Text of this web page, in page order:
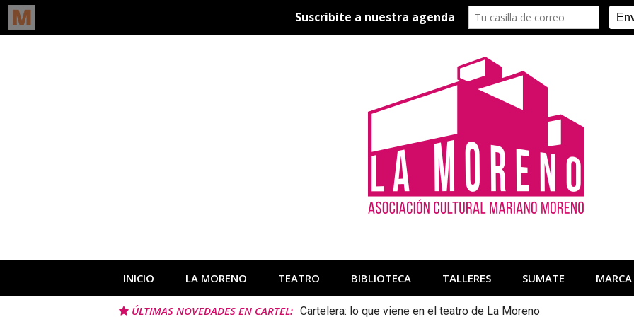
INICIO LA MORENO TEATRO BIBLIOTECA TALLERES SUMATE MARCA
ÚLTIMAS NOVEDADES EN CARTEL: Cartelera: lo que viene en el teatro de La Moreno